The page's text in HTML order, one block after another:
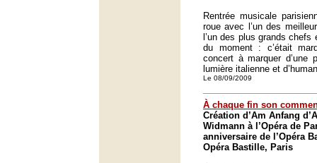
Rentrée musicale
roue avec l’un des
l’un des plus grands
du moment : c’était
concert à marquer d’une
lumière italienne et
Le 08/09/2009
À chaque fin son
Création d’Am Anfang
Widmann à l’Opéra de
anniversaire de l’Opéra
Opéra Bastille, Paris